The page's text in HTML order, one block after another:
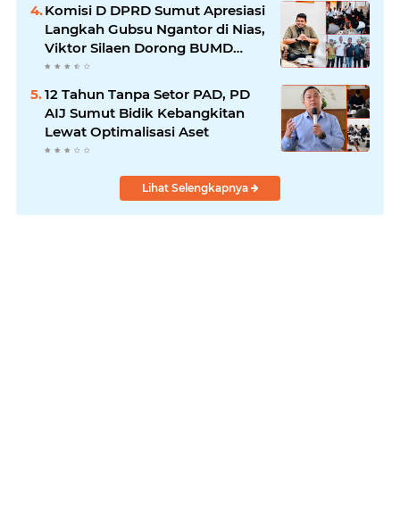
Komisi D DPRD Sumut Apresiasi
Langkah Gubsu Ngantor di Nias,
Viktor Silaen Dorong BUMD
Kelola Rumput Laut
12 Tahun Tanpa Setor PAD, PD
AIJ Sumut Bidik Kebangkitan
Lewat Optimalisasi Aset
Lihat Selengkapnya